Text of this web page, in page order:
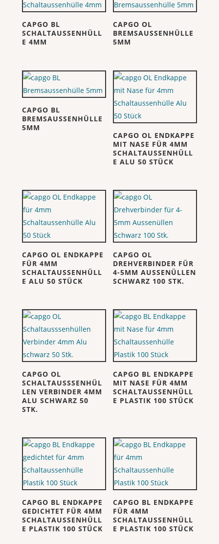
CAPGO BL
SCHALTAUSSENHÜLL
E 4MM
CAPGO OL
BREMSAUSSENHÜLLE
5MM
CAPGO BL
BREMSAUSSENHÜLLE
5MM
CAPGO OL ENDKAPPE
MIT NASE FÜR 4MM
SCHALTAUSSENHÜLL
E ALU 50 STÜCK
CAPGO OL ENDKAPPE
FÜR 4MM
SCHALTAUSSENHÜLL
E ALU 50 STÜCK
CAPGO OL
DREHVERBINDER FÜR
4-5MM AUSSENÜLLEN
SCHWARZ 100 STK.
CAPGO OL
SCHALTAUSSSENHÜL
LEN VERBINDER 4MM
ALU SCHWARZ 50
STK.
CAPGO BL ENDKAPPE
MIT NASE FÜR 4MM
SCHALTAUSSENHÜLL
E PLASTIK 100 STÜCK
CAPGO BL ENDKAPPE
GEDICHTET FÜR 4MM
SCHALTAUSSENHÜLL
E PLASTIK 100 STÜCK
CAPGO BL ENDKAPPE
FÜR 4MM
SCHALTAUSSENHÜLL
E PLASTIK 100 STÜCK